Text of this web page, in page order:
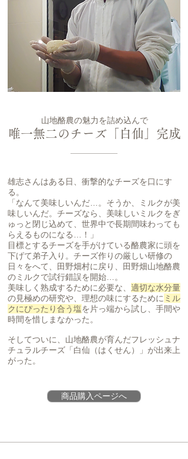
山地酪農の魅力を詰め込んで
唯一無二のチーズ「白仙」完成
雄志さんはある日、衝撃的なチーズを口にす
る。
「なんて美味しいんだ…。そうか、ミルクが美
味しいんだ。チーズなら、美味しいミルクをぎ
ゅっと閉じ込めて、世界中で長期間味わっても
らえるものになる…！」
目標とするチーズを手がけている酪農家に頭を
下げて弟子入り。チーズ作りの厳しい研修の
日々をへて、田野畑村に戻り、田野畑山地酪農
のミルクで試行錯誤を開始…。
美味しく熟成するために必要な、 適切な水分量
の見極めの研究や、理想の味にするために ミル
クにぴったり合う塩を片っ端から試し、手間や
時間を惜しまなかった。
そしてついに、山地酪農が育んだフレッシュナ
チュラルチーズ「白仙（はくせん）」が出来上
がった。
商品購入ページへ